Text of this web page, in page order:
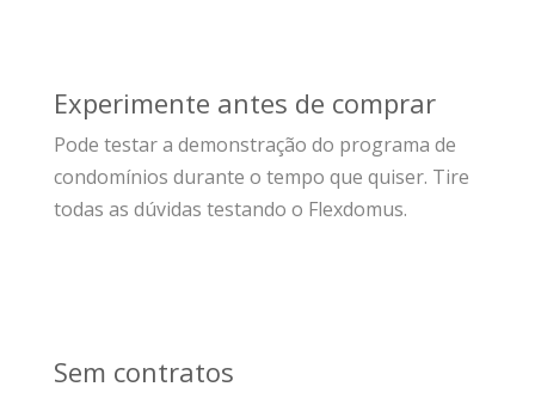
Experimente antes de comprar
Pode testar a demonstração do programa de
condomínios durante o tempo que quiser. Tire
todas as dúvidas testando o Flexdomus.
Sem contratos